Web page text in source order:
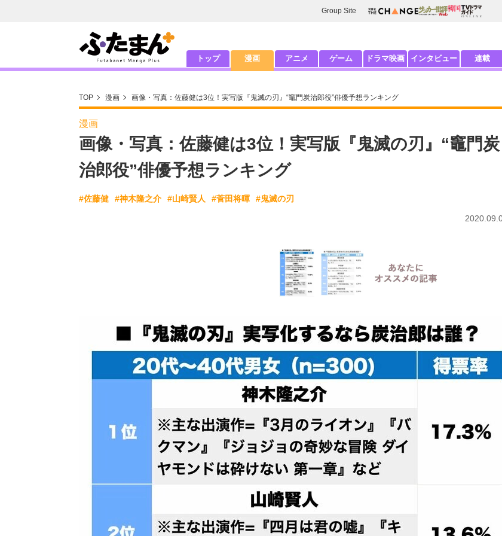
Group Site
トップ 漫画 アニメ ゲーム ドラマ映画 インタビュー 連載
TOP 漫画 画像・写真：佐藤健は3位！実写版『鬼滅の刃』“竈門炭治郎役”俳優予想ランキング
漫画
画像・写真：佐藤健は3位！実写版『鬼滅の刃』“竈門炭
治郎役”俳優予想ランキング
#佐藤健 #神木隆之介 #山崎賢人 #菅田将暉 #鬼滅の刃